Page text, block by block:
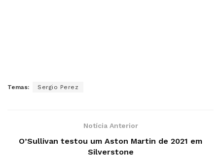
Temas: Sergio Perez
Notícia Anterior
O’Sullivan testou um Aston Martin de 2021 em
Silverstone